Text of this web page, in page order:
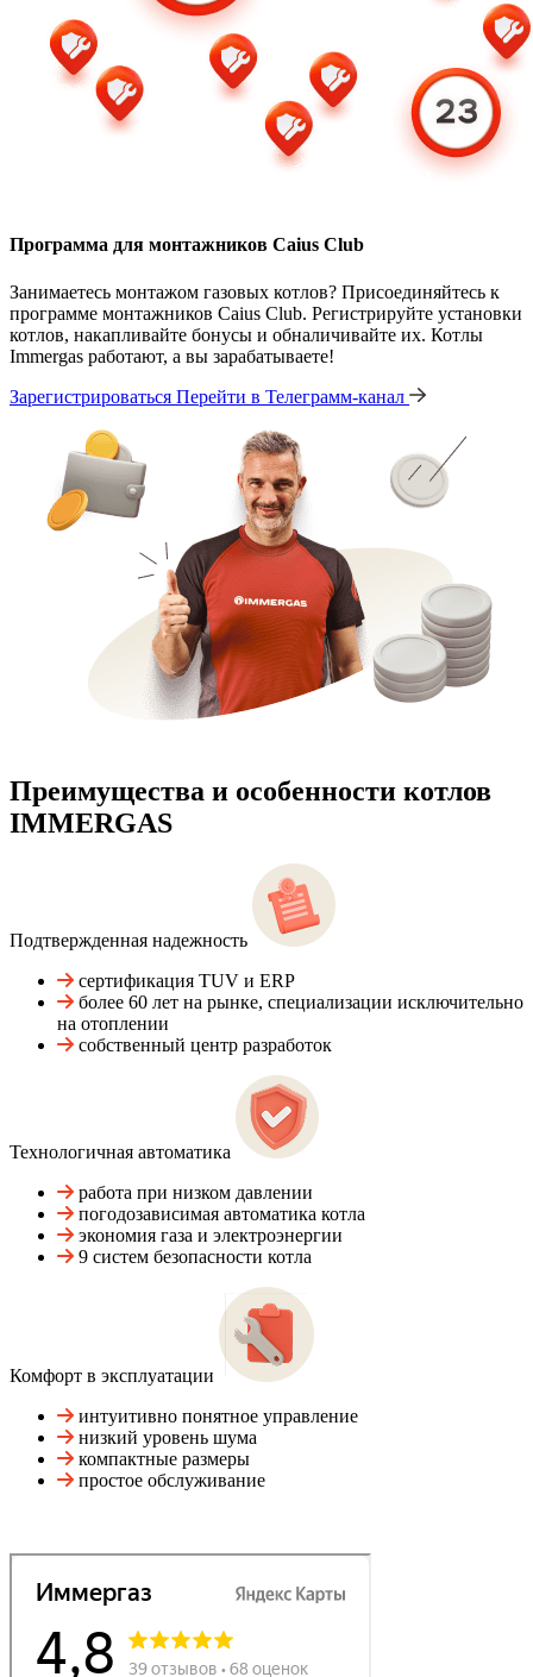
Программа для монтажников Caius Club
Занимаетесь монтажом газовых котлов? Присоединяйтесь к
программе монтажников Caius Club. Регистрируйте установки
котлов, накапливайте бонусы и обналичивайте их. Котлы
Immergas работают, а вы зарабатываете!
Зарегистрироваться Перейти в Телеграмм-канал
Преимущества и особенности котлов
IMMERGAS
Подтвержденная надежность
сертификация TUV и ERP
более 60 лет на рынке, специализации исключительно
на отоплении
собственный центр разработок
Технологичная автоматика
работа при низком давлении
погодозависимая автоматика котла
экономия газа и электроэнергии
9 систем безопасности котла
Комфорт в эксплуатации
интуитивно понятное управление
низкий уровень шума
компактные размеры
простое обслуживание